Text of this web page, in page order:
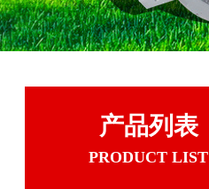
产品列表
PRODUCT LIST